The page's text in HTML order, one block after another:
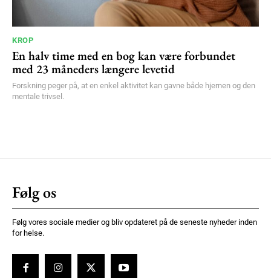
KROP
En halv time med en bog kan være forbundet
med 23 måneders længere levetid
Forskning peger på, at en enkel aktivitet kan gavne både hjernen og den
mentale trivsel.
Følg os
Følg vores sociale medier og bliv opdateret på de seneste nyheder inden
for helse.